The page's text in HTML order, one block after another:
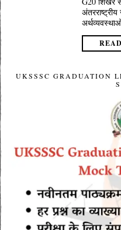
UKSSSC GRADUATION